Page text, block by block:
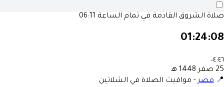
صلاة الشروق القادمة في تمام الساعة 06:11
01:24:08
٠٤:٤٦
25 صفر 1448 هـ
📍 مصر- مواقيت الصلاة في الشلاتين